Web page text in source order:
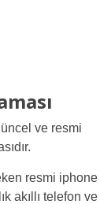
ve resmi
resmi iphone
akıllı telefon ve